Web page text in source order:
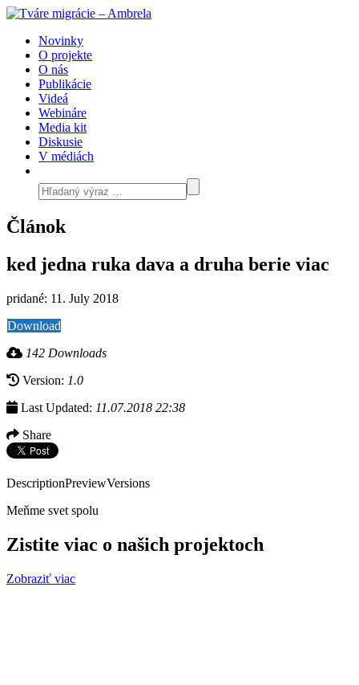
Novinky
O projekte
O nás
Publikácie
Videá
Webináre
Media kit
Diskusie
V médiách
Článok
ked jedna ruka dava a druha berie viac
pridané: 11. July 2018
Download
142 Downloads
Version: 1.0
Last Updated: 11.07.2018 22:38
Share
DescriptionPreviewVersions
Meňme svet spolu
Zistite viac o našich projektoch
Zobraziť viac